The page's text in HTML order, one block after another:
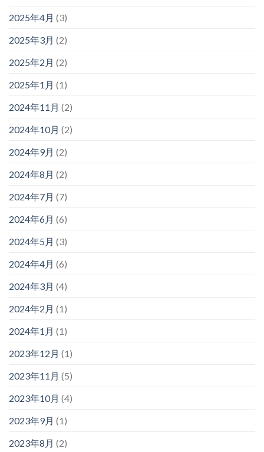
2025年4月 (3)
2025年3月 (2)
2025年2月 (2)
2025年1月 (1)
2024年11月 (2)
2024年10月 (2)
2024年9月 (2)
2024年8月 (2)
2024年7月 (7)
2024年6月 (6)
2024年5月 (3)
2024年4月 (6)
2024年3月 (4)
2024年2月 (1)
2024年1月 (1)
2023年12月 (1)
2023年11月 (5)
2023年10月 (4)
2023年9月 (1)
2023年8月 (2)